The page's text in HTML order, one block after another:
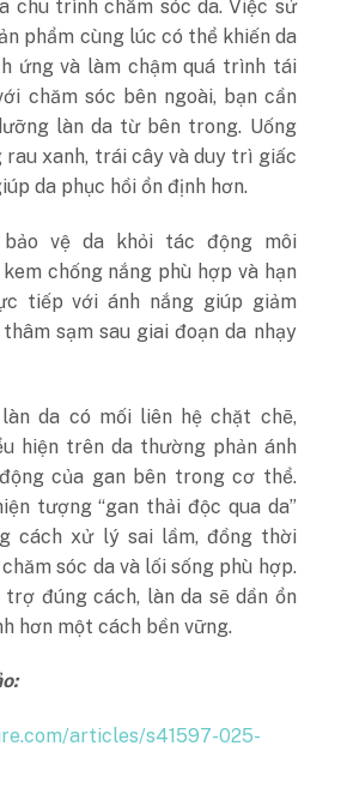
chu trình chăm sóc da. Việc sử
phẩm cùng lúc có thể khiến da
ứng và làm chậm quá trình tái
chăm sóc bên ngoài, bạn cần
làn da từ bên trong. Uống
rau xanh, trái cây và duy trì giấc
da phục hồi ổn định hơn.
bảo vệ da khỏi tác động môi
chống nắng phù hợp và hạn
tiếp với ánh nắng giúp giảm
sạm sau giai đoạn da nhạy
da có mối liên hệ chặt chẽ,
hiện trên da thường phản ánh
của gan bên trong cơ thể.
tượng “gan thải độc qua da”
cách xử lý sai lầm, đồng thời
sóc da và lối sống phù hợp.
đúng cách, làn da sẽ dần ổn
hơn một cách bền vững.
articles/s41597-025-